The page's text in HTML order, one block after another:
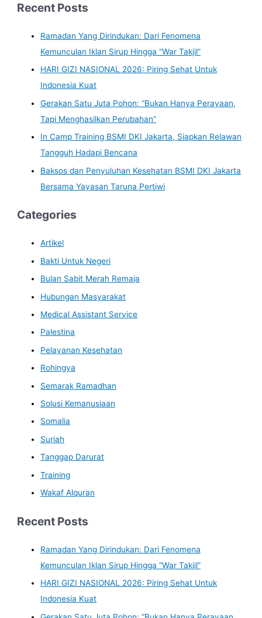
Recent Posts
Ramadan Yang Dirindukan: Dari Fenomena
Kemunculan Iklan Sirup Hingga “War Takjil”
HARI GIZI NASIONAL 2026: Piring Sehat Untuk
Indonesia Kuat
Gerakan Satu Juta Pohon: “Bukan Hanya Perayaan,
Tapi Menghasilkan Perubahan”
In Camp Training BSMI DKI Jakarta, Siapkan Relawan
Tangguh Hadapi Bencana
Baksos dan Penyuluhan Kesehatan BSMI DKI Jakarta
Bersama Yayasan Taruna Pertiwi
Categories
Artikel
Bakti Untuk Negeri
Bulan Sabit Merah Remaja
Hubungan Masyarakat
Medical Assistant Service
Palestina
Pelayanan Kesehatan
Rohingya
Semarak Ramadhan
Solusi Kemanusiaan
Somalia
Suriah
Tanggap Darurat
Training
Wakaf Alquran
Recent Posts
Ramadan Yang Dirindukan: Dari Fenomena
Kemunculan Iklan Sirup Hingga “War Takjil”
HARI GIZI NASIONAL 2026: Piring Sehat Untuk
Indonesia Kuat